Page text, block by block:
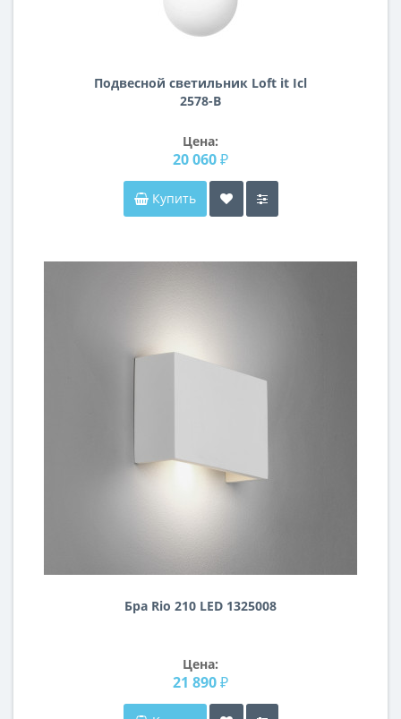
Подвесной светильник Loft it Icl
2578-B
Цена:
20 060 ₽
Купить
Бра Rio 210 LED 1325008
Цена:
21 890 ₽